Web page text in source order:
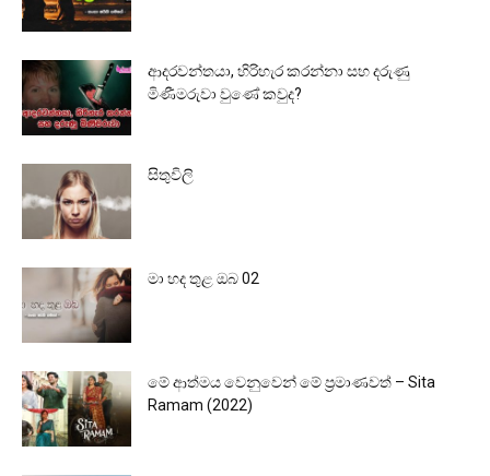
ආදරවන්තයා, හිරිහැර කරන්නා සහ දරුණු
මිණීමරුවා වුණේ කවුද?
සිතුවිලි
මා හද තුළ ඔබ 02
මේ ආත්මය වෙනුවෙන් මේ ප්‍රමාණවත් – Sita
Ramam (2022)